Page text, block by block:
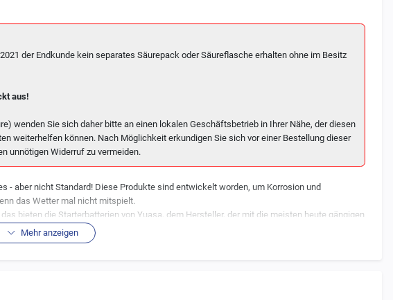
der Endkunde kein separates Säurepack oder Säureflasche erhalten ohne im Besitz
aus!
wenden Sie sich daher bitte an einen lokalen Geschäftsbetrieb in Ihrer Nähe, der diesen
weiterhelfen können. Nach Möglichkeit erkundigen Sie sich vor einer Bestellung dieser
unnötigen Widerruf zu vermeiden.
- aber nicht Standard! Diese Produkte sind entwickelt worden, um Korrosion und
das Wetter mal nicht mitspielt.
bieten die Starterbatterien von Yuasa, dem Hersteller, der mit die meisten heute gängigen
Eigenschaften von Yuasa Batterien:
Mehr anzeigen